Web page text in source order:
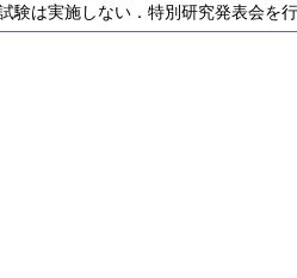
験は実施しない．特別研究発表会を